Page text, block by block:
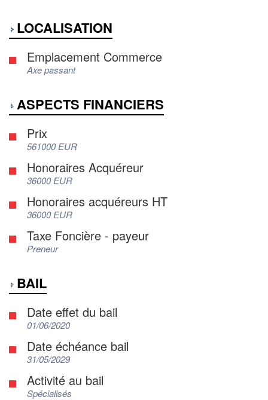
LOCALISATION
Emplacement Commerce
Axe passant
ASPECTS FINANCIERS
Prix
561000 EUR
Honoraires Acquéreur
36000 EUR
Honoraires acquéreurs HT
36000 EUR
Taxe Foncière - payeur
Preneur
BAIL
Date effet du bail
01/06/2020
Date échéance bail
31/05/2029
Activité au bail
Spécialisés